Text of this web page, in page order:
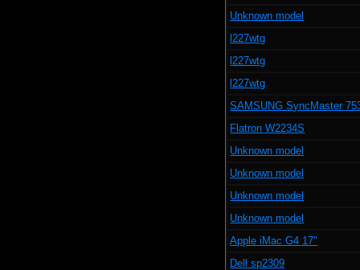
Unknown model
l227wtg
l227wtg
l227wtg
SAMSUNG SyncMaster
Flatron W2234S
Unknown model
Unknown model
Unknown model
Unknown model
Apple iMac G4 17"
Dell sp2309